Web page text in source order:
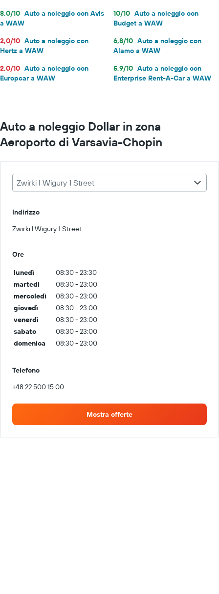
8,0/10 Auto a noleggio con Avis
a WAW
10/10 Auto a noleggio con
Budget a WAW
2,0/10 Auto a noleggio con
Hertz a WAW
6,8/10 Auto a noleggio con
Alamo a WAW
2,0/10 Auto a noleggio con
Europcar a WAW
5,9/10 Auto a noleggio con
Enterprise Rent-A-Car a WAW
Auto a noleggio Dollar in zona
Aeroporto di Varsavia-Chopin
Zwirki I Wigury 1 Street
Indirizzo
Zwirki I Wigury 1 Street
Ore
lunedì
08:30 - 23:30
martedì
08:30 - 23:00
mercoledì
08:30 - 23:00
giovedì
08:30 - 23:00
venerdì
08:30 - 23:00
sabato
08:30 - 23:00
domenica
08:30 - 23:00
Telefono
+48 22 500 15 00
Mostra offerte